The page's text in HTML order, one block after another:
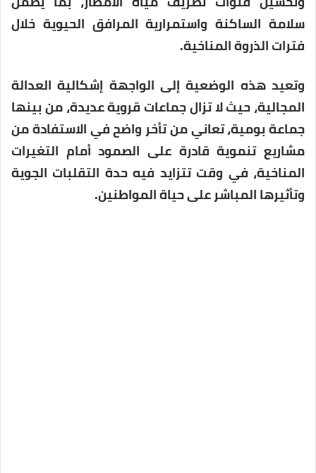
سلامة الساكنة واستمرارية المرافق الحيوية خلال
فترات الذروة المناخية.
وتعيد هذه الوضعية إلى الواجهة إشكالية العدالة
المجالية، حيث لا تزال جماعات قروية عديدة، من بينها
جماعة بومية، تعاني من تأخر واضح في الاستفادة من
مشاريع تنموية قادرة على الصمود أمام التغيرات
المناخية، في وقت تتزايد فيه حدة التقلبات الجوية
وتأثيرها المباشر على حياة المواطنين.